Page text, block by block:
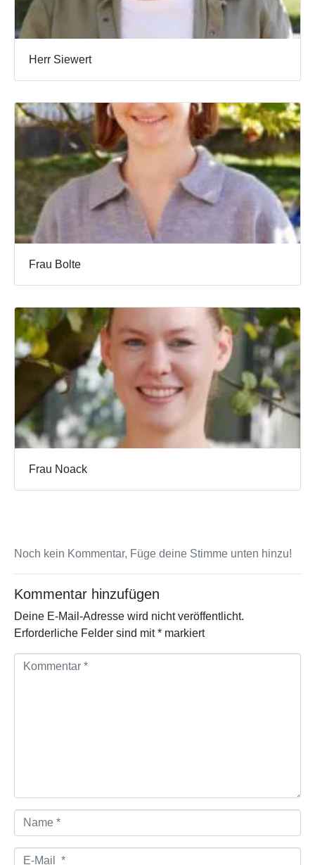
Herr Siewert
Frau Bolte
Frau Noack
Noch kein Kommentar, Füge deine Stimme unten hinzu!
Kommentar hinzufügen
Deine E-Mail-Adresse wird nicht veröffentlicht.
Erforderliche Felder sind mit* markiert
r
*
a
m